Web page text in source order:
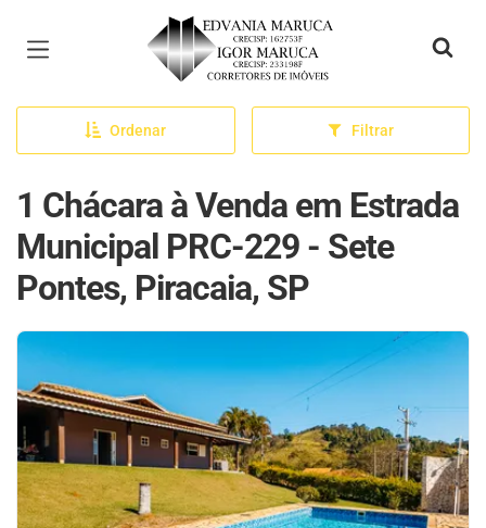
Página inicial
Ordenar Filtrar
1 Chácara à Venda em Estrada
Municipal PRC-229 - Sete
Pontes, Piracaia, SP